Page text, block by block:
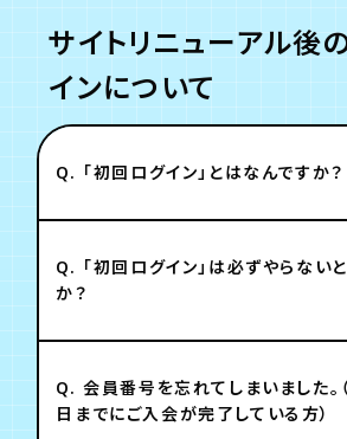
会員登録 ログ
サイトリニューアル後
インについて
Q. 「初回ログイン」とはなんですか？
Q. 「初回ログイン」は必ずやらない
か？
Q. 会員番号を忘れてしまいました
日までにご入会が完了している方）